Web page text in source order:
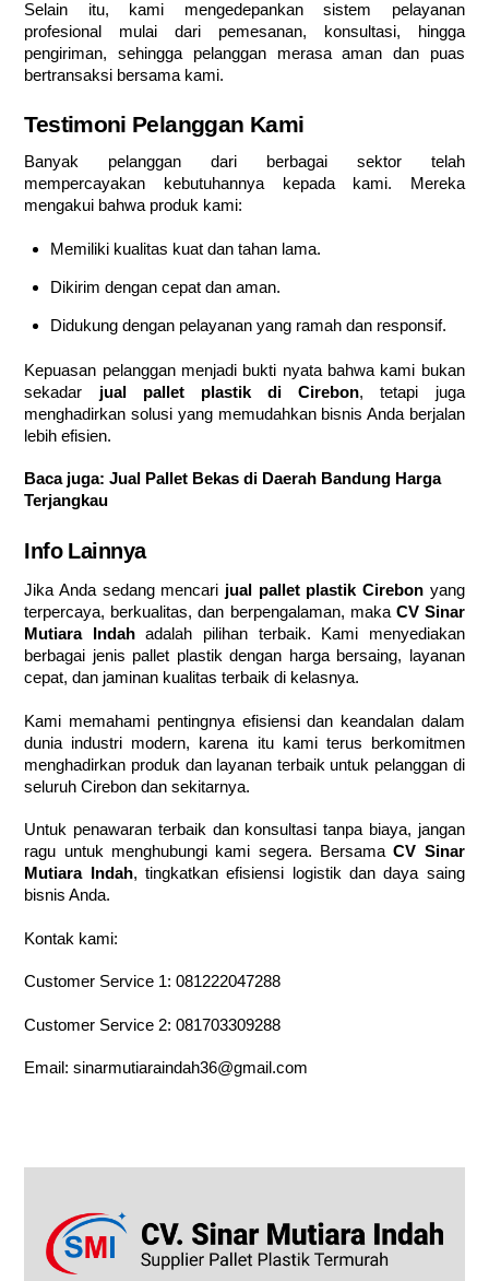
Selain itu, kami mengedepankan sistem pelayanan
profesional mulai dari pemesanan, konsultasi, hingga
pengiriman, sehingga pelanggan merasa aman dan puas
bertransaksi bersama kami.
Testimoni Pelanggan Kami
Banyak pelanggan dari berbagai sektor telah
mempercayakan kebutuhannya kepada kami. Mereka
mengakui bahwa produk kami:
Memiliki kualitas kuat dan tahan lama.
Dikirim dengan cepat dan aman.
Didukung dengan pelayanan yang ramah dan responsif.
Kepuasan pelanggan menjadi bukti nyata bahwa kami bukan
sekadar jual pallet plastik di Cirebon, tetapi juga
menghadirkan solusi yang memudahkan bisnis Anda berjalan
lebih efisien.
Baca juga:Jual Pallet Bekas di Daerah Bandung Harga
Terjangkau
Info Lainnya
Jika Anda sedang mencari jual pallet plastik Cirebonyang
terpercaya, berkualitas, dan berpengalaman, maka CV Sinar
Mutiara Indahadalah pilihan terbaik. Kami menyediakan
berbagai jenis pallet plastik dengan harga bersaing, layanan
cepat, dan jaminan kualitas terbaik di kelasnya.
Kami memahami pentingnya efisiensi dan keandalan dalam
dunia industri modern, karena itu kami terus berkomitmen
menghadirkan produk dan layanan terbaik untuk pelanggan di
seluruh Cirebon dan sekitarnya.
Untuk penawaran terbaik dan konsultasi tanpa biaya, jangan
ragu untuk menghubungi kami segera. BersamaCV Sinar
Mutiara Indah, tingkatkan efisiensi logistik dan daya saing
bisnis Anda.
Kontak kami:
Customer Service 1:081222047288
Customer Service 2:081703309288
Email:sinarmutiaraindah36@gmail.com